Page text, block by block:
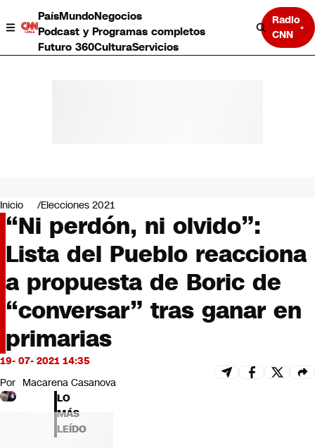
PaísMundoNegocios
Podcast y Programas completos
Futuro 360CulturaServicios
Radio
CNN
Negocios
Deportes
Programas completos
Cultura
Servicios
Bits
CNN Data
CNN tiempo
Futuro 360
Opinión
Inicio Elecciones 2021
“Ni perdón, ni olvido”:
Lista del Pueblo reacciona
a propuesta de Boric de
“conversar” tras ganar en
primarias
19- 07- 2021 14:35
Por Macarena Casanova
LO
MÁS
LEÍDO